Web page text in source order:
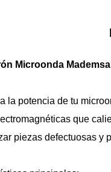
Microonda Mademsa
la potencia de tu
que
piezas defectuosas y